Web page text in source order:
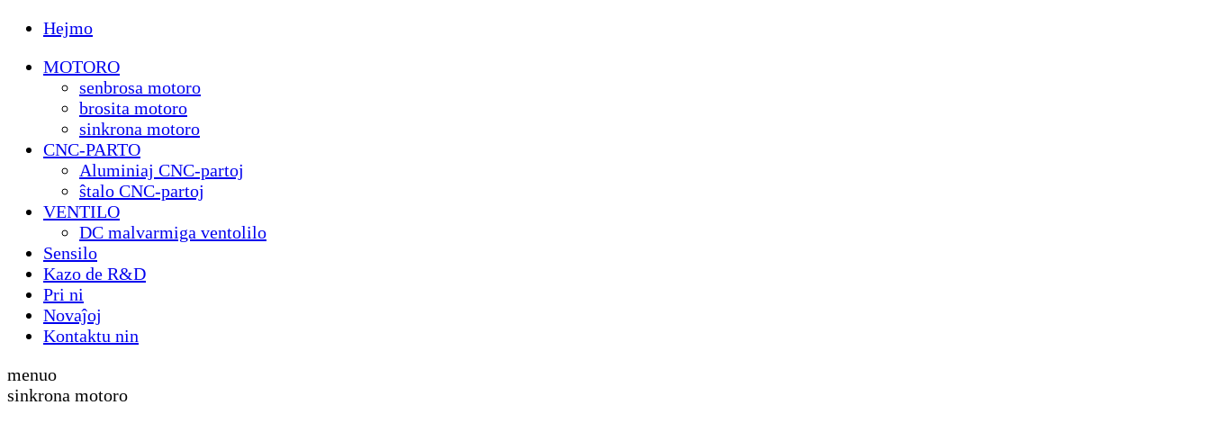
Hejmo
MOTORO
senbrosa motoro
brosita motoro
sinkrona motoro
CNC-PARTO
Aluminiaj CNC-partoj
ŝtalo CNC-partoj
VENTILO
DC malvarmiga ventolilo
Sensilo
Kazo de R&D
Pri ni
Novaĵoj
Kontaktu nin
menuo
sinkrona motoro